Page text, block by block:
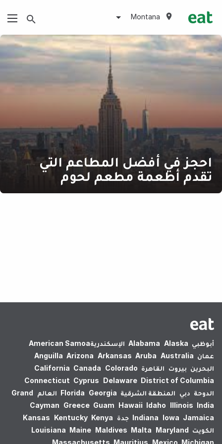
Montana
احجز في أفضل المطاعم التي
تقدم أطعمة مطعم لحوم
أبوظبي Alabama Alaska الإسكندرية‎American Samoa
عمان
Anguilla Arizona Arkansas Aruba Australia
البحرين بيروت القاهرة California Canada Colorado
Connecticut Cyprus Delaware District of Columbia
الدوحة دبي المنطقة الشرقية Florida Georgia العالم
Grand
Cayman Greece Guam Hawaii Idaho Illinois India
Indiana Iowa Jamaica جدة Kansas Kentucky Kenya
الكويت
Louisiana Maine Maldives Malta Maryland